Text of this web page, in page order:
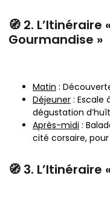
🧭 2.
Gourmandise »
Matin :
Déjeuner : Escale
dégustation
Après-midi :
cité corsaire,
🧭 3.